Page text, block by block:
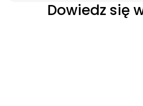
Dowiedz się